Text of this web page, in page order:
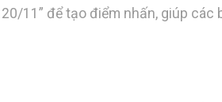
11” để tạo điểm nhấn, giúp các